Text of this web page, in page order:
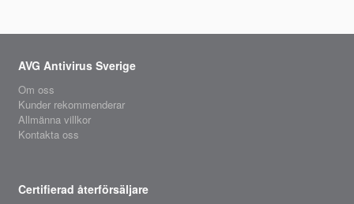
AVG Antivirus Sverige
Om oss
Kunder rekommenderar
Allmänna villkor
Kontakta oss
Certifierad återförsäljare